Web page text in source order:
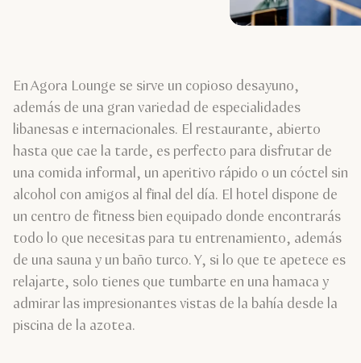
En Agora Lounge se sirve un copioso desayuno,
además de una gran variedad de especialidades
libanesas e internacionales. El restaurante, abierto
hasta que cae la tarde, es perfecto para disfrutar de
una comida informal, un aperitivo rápido o un cóctel sin
alcohol con amigos al final del día. El hotel dispone de
un centro de fitness bien equipado donde encontrarás
todo lo que necesitas para tu entrenamiento, además
de una sauna y un baño turco. Y, si lo que te apetece es
relajarte, solo tienes que tumbarte en una hamaca y
admirar las impresionantes vistas de la bahía desde la
piscina de la azotea.